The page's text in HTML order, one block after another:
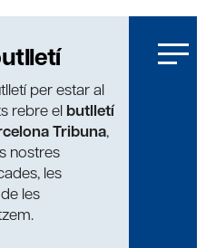
per estar al
rebre el butlletí
Tribuna,
nostres
les
les